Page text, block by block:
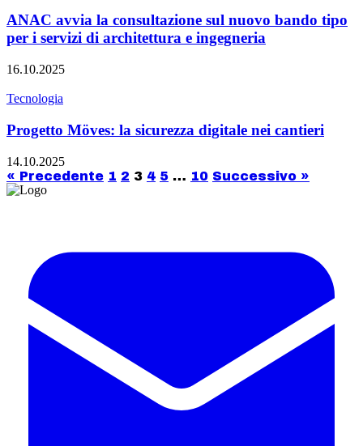
ANAC avvia la consultazione sul nuovo bando tipo
per i servizi di architettura e ingegneria
16.10.2025
Tecnologia
Progetto Möves: la sicurezza digitale nei cantieri
14.10.2025
Paginazione
degli
« Precedente 1 2 3 4 5 … 10 Successivo »